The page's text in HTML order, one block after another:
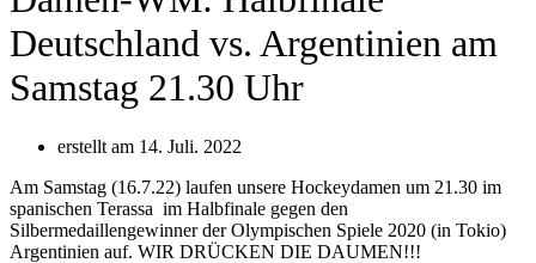
Deutschland vs. Argentinien am
Samstag 21.30 Uhr
erstellt am 14. Juli. 2022
Am Samstag (16.7.22) laufen unsere Hockeydamen um 21.30 im
spanischen Terassa im Halbfinale gegen den
Silbermedaillengewinner der Olympischen Spiele 2020 (in Tokio)
Argentinien auf. WIR DRÜCKEN DIE DAUMEN!!!